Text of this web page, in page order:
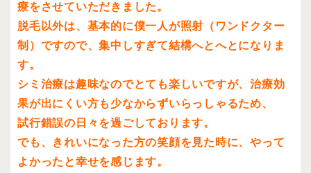
療をさせていただきました。
脱毛以外は、基本的に僕一人が照射（ワンドクター
制）ですので、集中しすぎて結構へとへとになりま
す。
シミ治療は趣味なのでとても楽しいですが、治療効
果が出にくい方も少なからずいらっしゃるため、
試行錯誤の日々を過ごしております。
でも、きれいになった方の笑顔を見た時に、やって
よかったと幸せを感じます。